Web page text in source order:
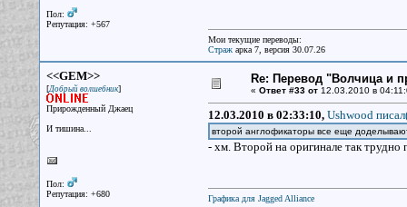
Пол:
Репутация: +567
Мои текущие переводы:
Стражарка 7, версия 30.07.26
<<GEM>>
[Добрый волшебник]
Прирожденный Джаец
И тишина...
Пол:
Репутация: +680
Re: Перевод "Волчица и
« Ответ #33 от12.03.2010 в
12.03.2010 в 02:33:10, Ushwood
второй англофикаторы все еще
- хм. Второй на оригинале так трудно
Графика для Jagged Alliance